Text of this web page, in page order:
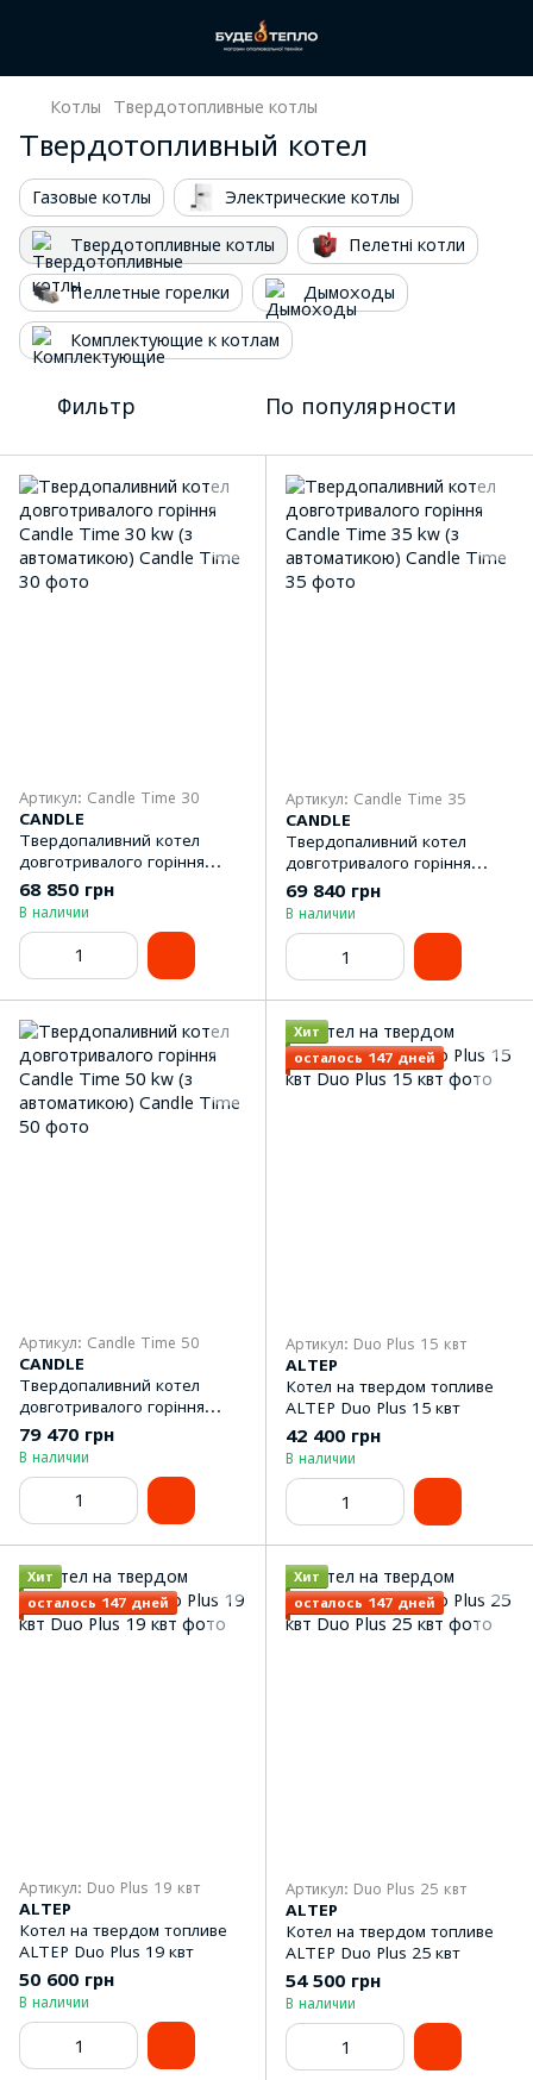
Котлы Твердотопливные котлы
Твердотопливный котел
Газовые котлы Электрические котлы
Твердотопливные котлы Пелетні котли
Пеллетные горелки Дымоходы
Комплектующие к котлам
Фильтр По популярности
Артикул: Candle Time 30
CANDLE
Твердопаливний котел
довготривалого горіння
Candle Time 30 kw (з
автоматикою)
68 850 грн
В наличии
Артикул: Candle Time 35
CANDLE
Твердопаливний котел
довготривалого горіння
Candle Time 35 kw (з
автоматикою)
69 840 грн
В наличии
Артикул: Candle Time 50
CANDLE
Твердопаливний котел
довготривалого горіння
Candle Time 50 kw (з
автоматикою)
79 470 грн
В наличии
Хит
осталось 147 дней
Артикул: Duo Plus 15 квт
ALTEP
Котел на твердом топливе
ALTEP Duo Plus 15 квт
42 400 грн
В наличии
Хит
осталось 147 дней
Артикул: Duo Plus 19 квт
ALTEP
Котел на твердом топливе
ALTEP Duo Plus 19 квт
50 600 грн
В наличии
Хит
осталось 147 дней
Артикул: Duo Plus 25 квт
ALTEP
Котел на твердом топливе
ALTEP Duo Plus 25 квт
54 500 грн
В наличии